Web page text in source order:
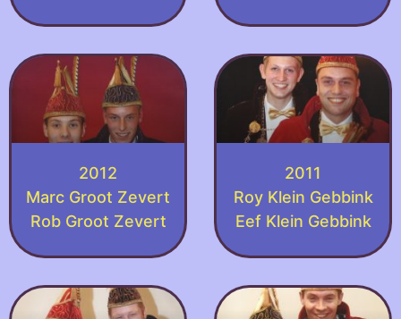
2012
Marc Groot Zevert
Rob Groot Zevert
2011
Roy Klein Gebbink
Eef Klein Gebbink